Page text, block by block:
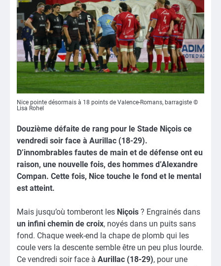
Nice pointe désormais à 18 points de Valence-Romans, barragiste ©
Lisa Rohel
Douzième défaite de rang pour le Stade Niçois ce
vendredi soir face à Aurillac (18-29).
D’innombrables fautes de main et de défense ont eu
raison, une nouvelle fois, des hommes d’Alexandre
Compan. Cette fois, Nice touche le fond et le mental
est atteint.
Mais jusqu’où tomberont les Niçois ? Engrainés dans
un infini chemin de croix, noyés dans un puits sans
fond. Chaque week-end la chape de plomb qui les
coule vers la descente semble être un peu plus lourde.
Ce vendredi soir face à Aurillac (18-29), pour une